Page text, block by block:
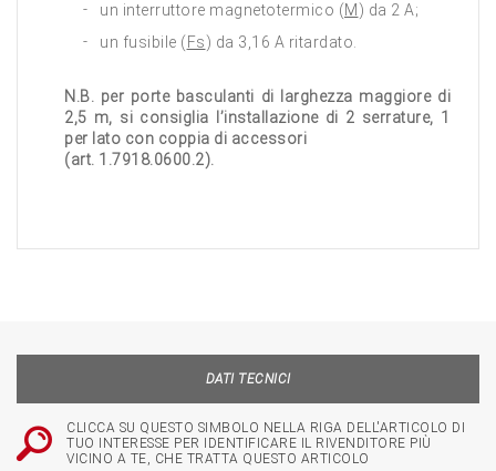
un interruttore magnetotermico (M ) da 2 A;
un fusibile ( Fs) da 3,16 A ritardato.
N.B. per porte basculanti di larghezza maggiore di
2,5 m, si consiglia l’installazione di 2 serrature, 1
per lato con coppia di accessori
(art. 1.7918.0600.2).
DATI TECNICI
CLICCA SU QUESTO SIMBOLO NELLA RIGA DELL'ARTICOLO DI
TUO INTERESSE PER IDENTIFICARE IL RIVENDITORE PIÙ
VICINO A TE, CHE TRATTA QUESTO ARTICOLO